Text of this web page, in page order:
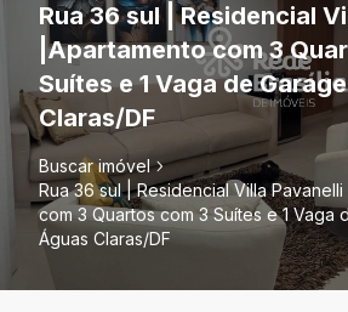
Rua 36 sul | Residencial
|Apartamento com 3
Suítes e 1 Vaga de
Claras/DF
Buscar imóvel
Rua 36 sul | Residencial Villa
com 3 Quartos com 3 Suítes e 1 Vaga
Águas Claras/DF